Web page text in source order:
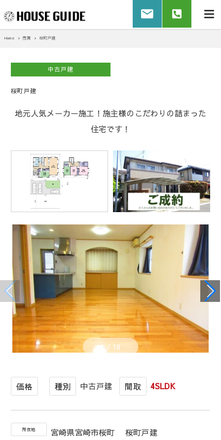
Home 売買 桜町戸建
中古戸建
桜町戸建
地元人気メーカー施工！施主様のこだわりの詰まった
住宅です！
1/ 18
価格 種別 中古戸建 間取 4SLDK
所在地 宮崎県宮崎市桜町 桜町戸建